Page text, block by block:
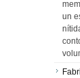
un